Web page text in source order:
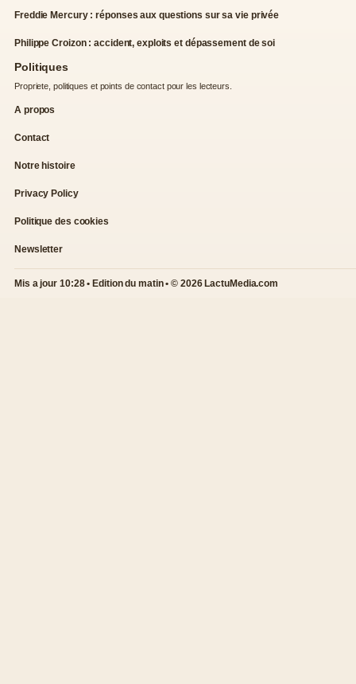
Freddie Mercury : réponses aux questions sur sa vie privée
Philippe Croizon : accident, exploits et dépassement de soi
Politiques
Propriete, politiques et points de contact pour les lecteurs.
A propos
Contact
Notre histoire
Privacy Policy
Politique des cookies
Newsletter
Mis a jour 10:28 • Edition du matin • © 2026 LactuMedia.com